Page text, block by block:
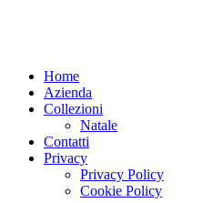
Home
Azienda
Collezioni
Natale
Contatti
Privacy
Privacy Policy
Cookie Policy